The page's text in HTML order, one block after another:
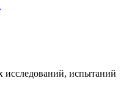
исследований, испытаний